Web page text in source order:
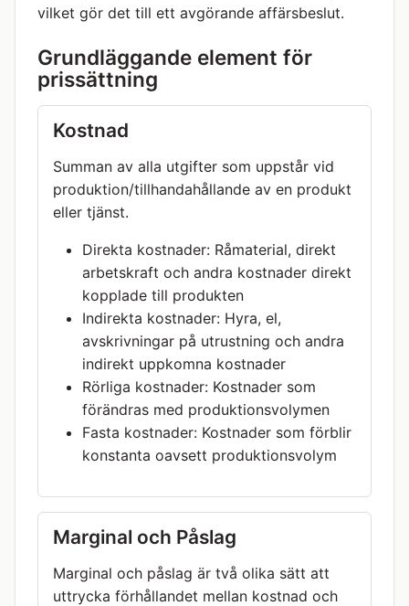
vilket gör det till ett avgörande affärsbeslut.
Grundläggande element för
prissättning
Kostnad
Summan av alla utgifter som uppstår vid
produktion/tillhandahållande av en produkt
eller tjänst.
Direkta kostnader: Råmaterial, direkt
arbetskraft och andra kostnader direkt
kopplade till produkten
Indirekta kostnader: Hyra, el,
avskrivningar på utrustning och andra
indirekt uppkomna kostnader
Rörliga kostnader: Kostnader som
förändras med produktionsvolymen
Fasta kostnader: Kostnader som förblir
konstanta oavsett produktionsvolym
Marginal och Påslag
Marginal och påslag är två olika sätt att
uttrycka förhållandet mellan kostnad och